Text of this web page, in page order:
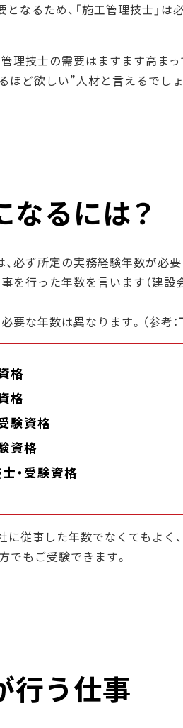
となるため、「施工管理技士」
理技士の需要はますます高ま
ど欲しい”人材と言えるでしょ
るには？
必ず所定の実務経験年数が必要
を行った年数を言います（建
な年数は異なります。（参考：
格
格
験資格
資格
・受験資格
に従事した年数でなくてもよく
でもご受験できます。
行う仕事